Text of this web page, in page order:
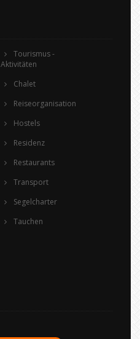
Tourismus -
Aktivitäten
Chalet
Reiseorganisation
Hostels
Residenz
Restaurants
Transport
Segelcharter
Tauchen